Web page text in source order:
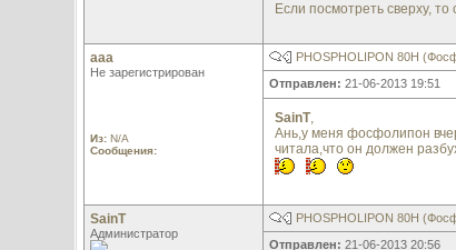
Если посмотреть сверху, то
aaa
Не зарегистрирован
Из:N/A
Сообщения:
PHOSPHOLIPON 80H
Отправлен: 21-06-2013 19:51
SainT,
Ань,у меня фосфолипон
читала,что он должен
SainT
Администратор
PHOSPHOLIPON 80H
Отправлен: 21-06-2013 20:56